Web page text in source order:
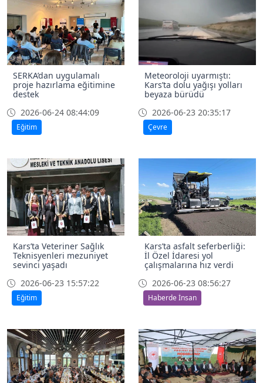
SERKA’dan uygulamalı
proje hazırlama eğitimine
destek
2026-06-24 08:44:09
Eğitim
Meteoroloji uyarmıştı:
Kars’ta dolu yağışı yolları
beyaza bürüdü
2026-06-23 20:35:17
Çevre
Kars’ta Veteriner Sağlık
Teknisyenleri mezuniyet
sevinci yaşadı
2026-06-23 15:57:22
Eğitim
Kars’ta asfalt seferberliği:
İl Özel İdaresi yol
çalışmalarına hız verdi
2026-06-23 08:56:27
Haberde İnsan